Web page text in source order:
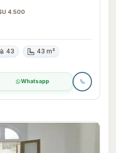
4.500
43 43 m²
Whatsapp